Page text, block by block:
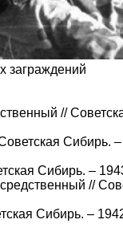
заграждений
//
Сибирь.
Сибирь. –
//
Сибирь. –